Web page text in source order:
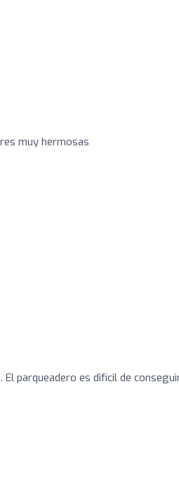
muy hermosas
parqueadero es difícil de